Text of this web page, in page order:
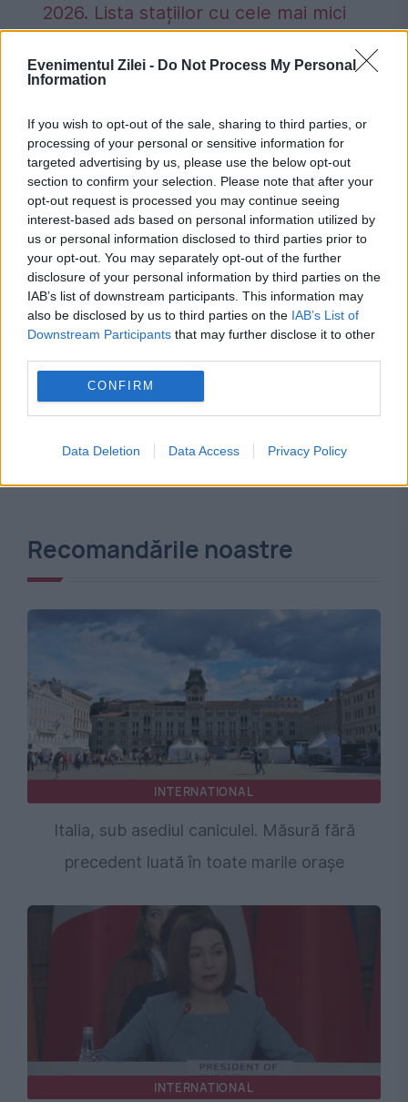
Evenimentul Zilei - Do Not Process My Personal
Information
If you wish to opt-out of the sale, sharing to third parties, or
processing of your personal or sensitive information for
targeted advertising by us, please use the below opt-out
section to confirm your selection. Please note that after your
opt-out request is processed you may continue seeing
interest-based ads based on personal information utilized by
us or personal information disclosed to third parties prior to
your opt-out. You may separately opt-out of the further
disclosure of your personal information by third parties on the
IAB’s list of downstream participants. This information may
also be disclosed by us to third parties on the IAB’s List of
Downstream Participants that may further disclose it to other
CONFIRM
Data Deletion Data Access Privacy Policy
2026. Lista stațiilor cu cele mai mici
infectare italia republica moldova
tantari West Nile
Recomandările noastre
INTERNATIONAL
Italia, sub asediul caniculei. Măsură fără
precedent luată în toate marile orașe
INTERNATIONAL